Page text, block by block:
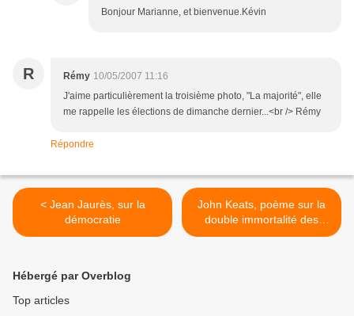
Bonjour Marianne, et bienvenue.Kévin
R Rémy 10/05/2007 11:16
J'aime particulièrement la troisième photo, "La majorité", elle
me rappelle les élections de dimanche dernier...<br /> Rémy
Répondre
< Jean Jaurès, sur la
démocratie
John Keats, poème sur la
double immortalité des
poètes >
Hébergé par Overblog
Top articles